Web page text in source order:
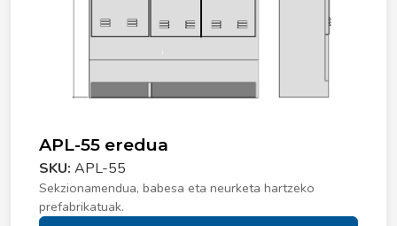
APL-55 eredua
SKU: APL-55
Sekzionamendua, babesa eta neurketa hartzeko
prefabrikatuak.